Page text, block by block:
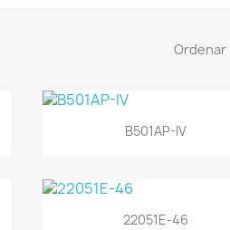
Ordenar
Vista rápida
B501AP-IV
Vista rápida
22051E-46